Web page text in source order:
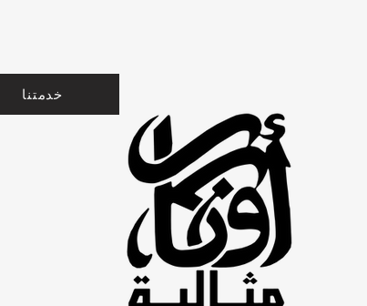
خدمتنا